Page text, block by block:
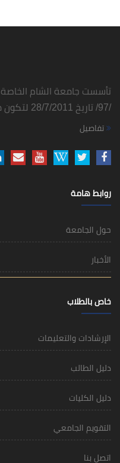
تأسست جامعة الشام
/97/ تاريخ 28/7/2011 لتكون مؤسسة رائدة في التعليم العالي.
تفاصيل
روابط هامة
حول الجامعة
الأخبار
خاص بالطلاب
الإرشادات والتعليمات
دليل الطالب
دليل الكليات
التقويم الجامعي
اتصل بنا